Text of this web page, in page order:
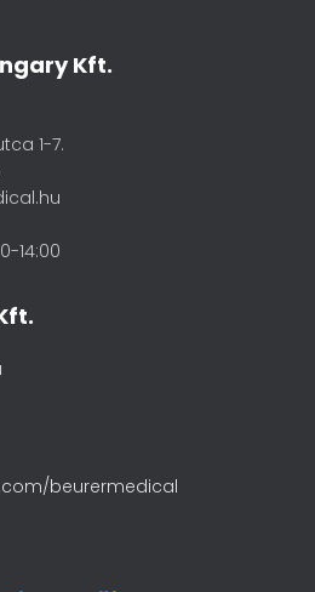
Kft.
1-7.
14:00
beurermedical